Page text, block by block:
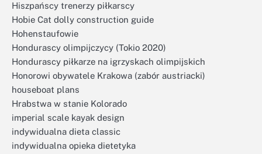
Hiszpańscy trenerzy piłkarscy
Hobie Cat dolly construction guide
Hohenstaufowie
Hondurascy olimpijczycy (Tokio 2020)
Hondurascy piłkarze na igrzyskach olimpijskich
Honorowi obywatele Krakowa (zabór austriacki)
houseboat plans
Hrabstwa w stanie Kolorado
imperial scale kayak design
indywidualna dieta classic
indywidualna opieka dietetyka